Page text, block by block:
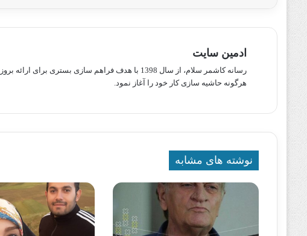
ادمین سایت
رسانه کاشمر سلام، از سال 1398 با هدف فراهم سازی
هرگونه حاشیه سازی کار خود را آغاز نمود.
نوشته های مشابه